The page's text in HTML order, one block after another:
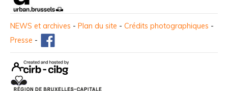
NEWS et archives - Plan du site - Crédits photographiques -
Presse -